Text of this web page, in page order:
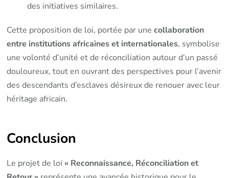
des initiatives similaires.
Cette proposition de loi, portée par unecollaboration
entre institutions africaines et internationales, symbolise
une volonté d’unité et de réconciliation autour d’un passé
douloureux, tout en ouvrant des perspectives pour l’avenir
des descendants d’esclaves désireux de renouer avec leur
héritage africain.
Conclusion
Le projet de loi « Reconnaissance, Réconciliation et